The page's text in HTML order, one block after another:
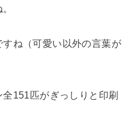
ね（可愛い以外の言葉が
151匹がぎっしりと印刷